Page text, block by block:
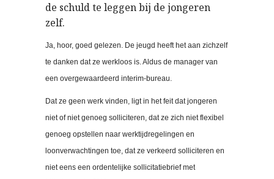
de schuld te leggen bij de jongeren
zelf.
Ja, hoor, goed gelezen. De jeugd heeft het aan zichzelf
te danken dat ze werkloos is. Aldus de manager van
een overgewaardeerd interim-bureau.
Dat ze geen werk vinden, ligt in het feit dat jongeren
niet of niet genoeg solliciteren, dat ze zich niet flexibel
genoeg opstellen naar werktijdregelingen en
loonverwachtingen toe, dat ze verkeerd solliciteren en
niet eens een ordentelijke sollicitatiebrief met